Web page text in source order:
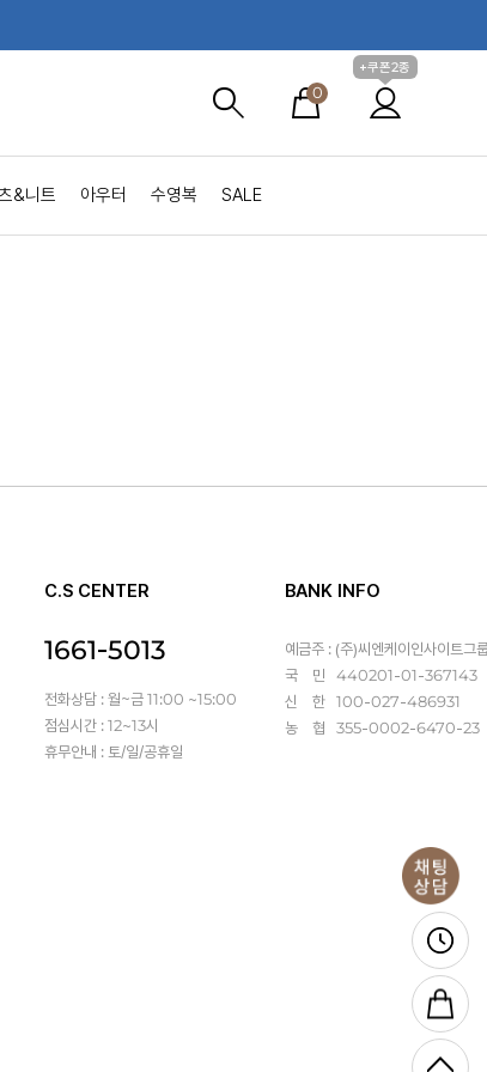
0
+쿠폰2종
&니트 아우터 수영복 SALE
C.S CENTER
1661-5013
전화상담 : 월~금 11:00 ~15:00
점심시간 : 12~13시
휴무안내 : 토/일/공휴일
BANK INFO
예금주 : (주)씨엔케이인사이트그
국 민 440201-01-367143
신 한 100-027-486931
농 협 355-0002-6470-23